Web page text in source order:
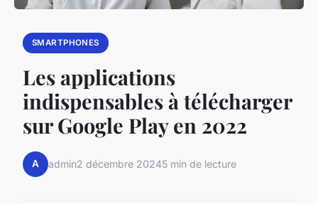
SMARTPHONES
Les applications
indispensables à télécharger
sur Google Play en 2022
A admin2 décembre 20245 min de lecture